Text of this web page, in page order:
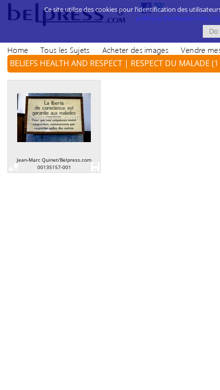
Home Tous les Sujets Acheter des images Vendre
BELIEFS HEALTH AND RESPECT | RESPECT DU MALADE
Jean-Marc Quinet/Belpress.com
00135157-001
Ce site utilise des cookies pour l’identification des
politique d’utilisation des